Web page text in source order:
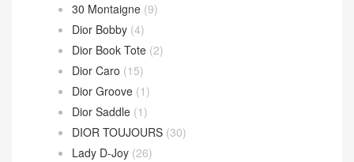
30 Montaigne (9)
Dior Bobby (4)
Dior Book Tote (2)
Dior Caro (15)
Dior Groove (1)
Dior Saddle (1)
DIOR TOUJOURS (30)
Lady D-Joy (26)